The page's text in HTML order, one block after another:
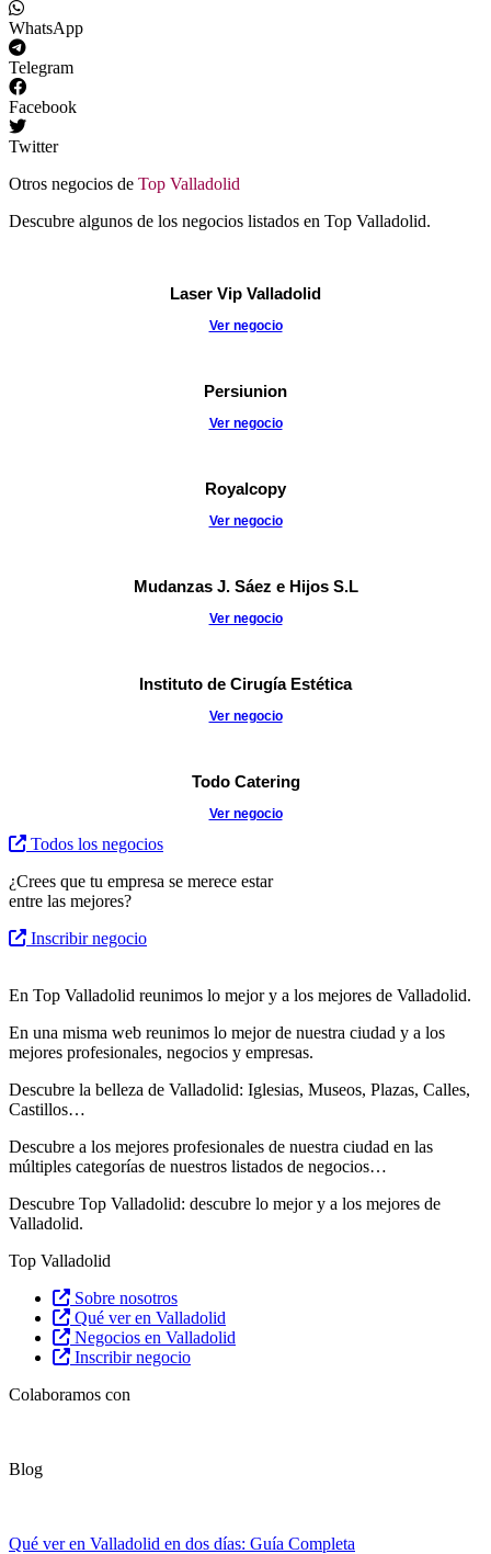
WhatsApp
Telegram
Facebook
Twitter
Otros negocios de Top Valladolid
Descubre algunos de los negocios listados en Top Valladolid.
Laser Vip Valladolid
Ver negocio
Persiunion
Ver negocio
Royalcopy
Ver negocio
Mudanzas J. Sáez e Hijos S.L
Ver negocio
Instituto de Cirugía Estética
Ver negocio
Todo Catering
Ver negocio
Todos los negocios
¿Crees que tu empresa se merece estar
entre las mejores?
Inscribir negocio
En Top Valladolid reunimos lo mejor y a los mejores de Valladolid.
En una misma web reunimos lo mejor de nuestra ciudad y a los
mejores profesionales, negocios y empresas.
Descubre la belleza de Valladolid: Iglesias, Museos, Plazas, Calles,
Castillos…
Descubre a los mejores profesionales de nuestra ciudad en las
múltiples categorías de nuestros listados de negocios…
Descubre Top Valladolid: descubre lo mejor y a los mejores de
Valladolid.
Top Valladolid
Sobre nosotros
Qué ver en Valladolid
Negocios en Valladolid
Inscribir negocio
Colaboramos con
Blog
Qué ver en Valladolid en dos días: Guía Completa